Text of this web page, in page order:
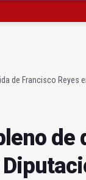
de Francisco Reyes
de